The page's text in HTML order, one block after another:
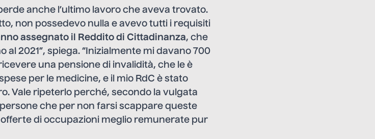
anche l’ultimo lavoro che aveva trovato.
non possedevo nulla e avevo tutti i requisiti
assegnato il Reddito di Cittadinanza, che
2021”, spiega. “Inizialmente mi davano 700
una pensione di invalidità, che le è
per le medicine, e il mio RdC è stato
Vale ripeterlo perché, secondo la vulgata
che per non farsi scappare queste
di occupazioni meglio remunerate pur